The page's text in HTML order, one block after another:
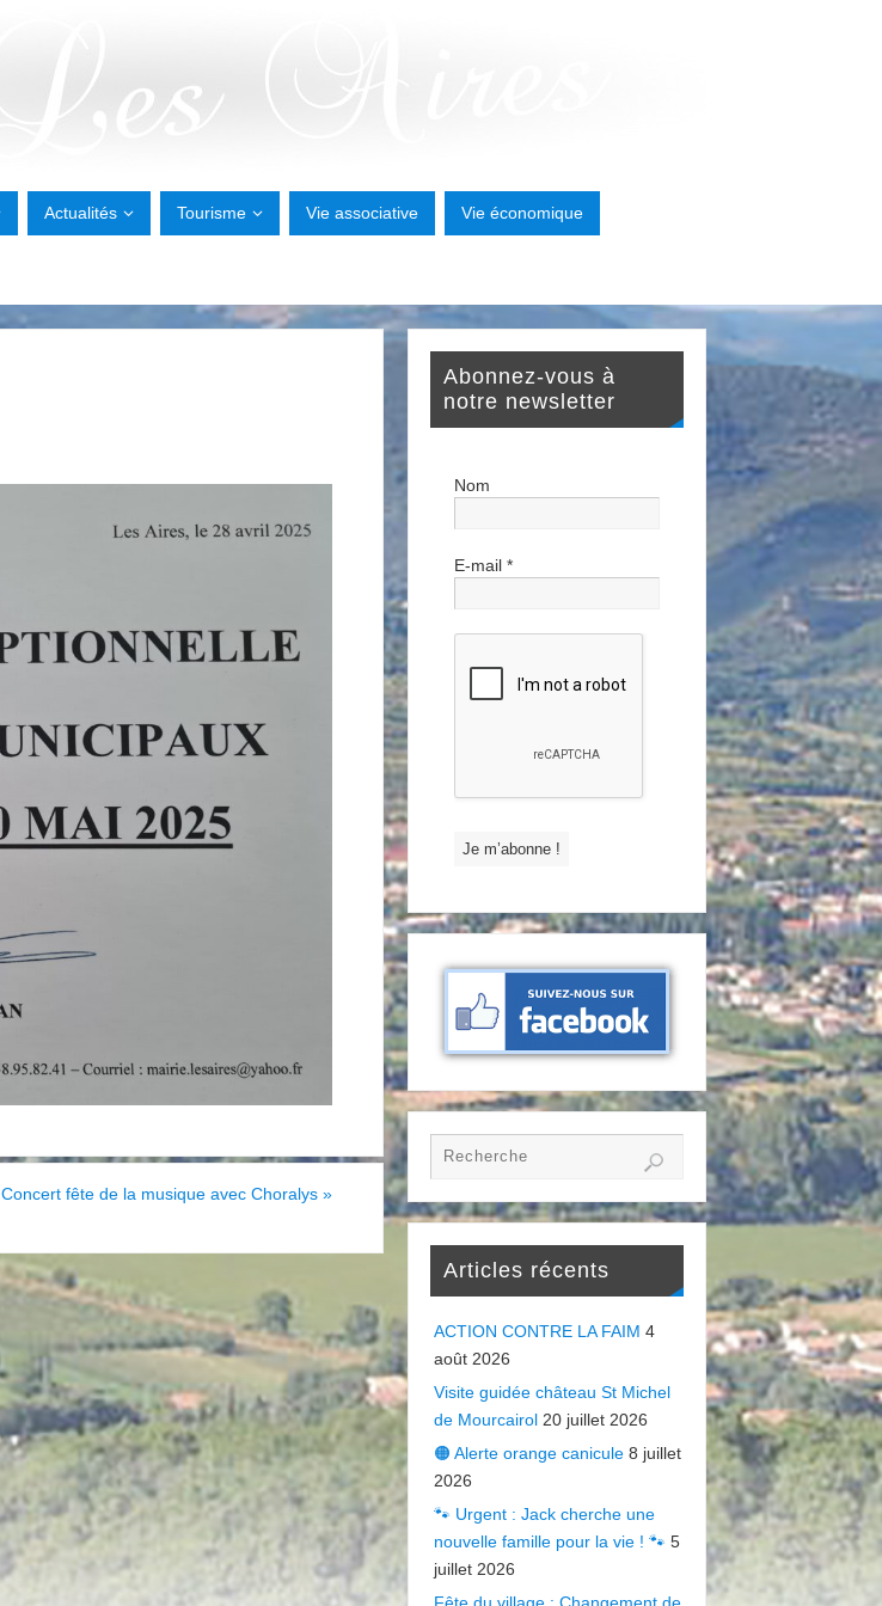
Actualités Tourisme Vie associative Vie économique
Concert fête de la musique avec Choralys »
Abonnez-vous à
notre newsletter
Nom
E-mail*
Articles récents
ACTION CONTRE LA FAIM 4
août 2026
Visite guidée château St Michel
de Mourcairol 20 juillet 2026
🟠 Alerte orange canicule 8 juillet
2026
🐾 Urgent : Jack cherche une
nouvelle famille pour la vie ! 🐾 5
juillet 2026
Fête du village : Changement de